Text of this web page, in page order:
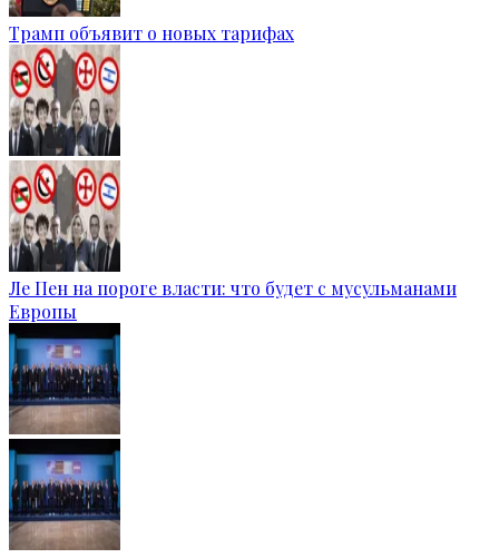
Трамп объявит о новых тарифах
Ле Пен на пороге власти: что будет с мусульманами
Европы